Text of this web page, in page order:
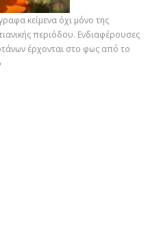
κείμενα όχι μόνο της
περιόδου. Ενδιαφέρουσες
έρχονται στο φως από το